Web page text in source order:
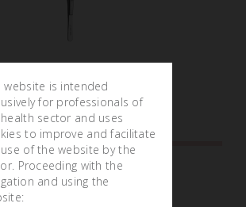
mm0.9 1x2 CURVA
website is intended
for professionals of
sector and uses
to improve and facilitate
of the website by the
Proceeding with the
and using the